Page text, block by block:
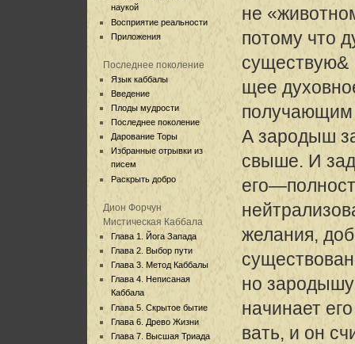
наукой
Восприятие реальности
Приложения
Последнее поколение
Язык каббалы
Введение
Плоды мудрости
Последнее поколение
Дарование Торы
Избранные отрывки из
писем
Раскрыть добро
Дион Форчун
Мистическая Каббала
Глава 1. Йога Запада
Глава 2. Выбор пути
Глава 3. Метод Каббалы
Глава 4. Неписаная
Каббала
Глава 5. Скрытое бытие
Глава 6. Древо Жизни
Глава 7. Высшая Триада
не
потому что
существую&
щее
получающим
А зародыш
свыше. И
желания,
но
начинает
вать, и он